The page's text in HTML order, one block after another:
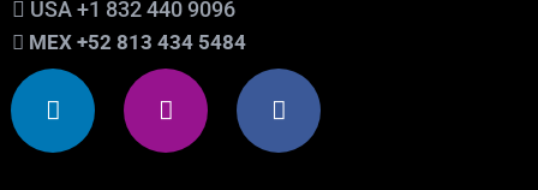
USA +1 832 440 9096
MEX +52 813 434 5484